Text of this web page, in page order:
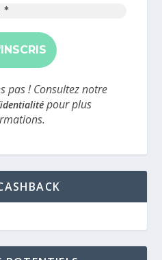
Adresse
mail
*
pas ! Consultez notre
pour plus